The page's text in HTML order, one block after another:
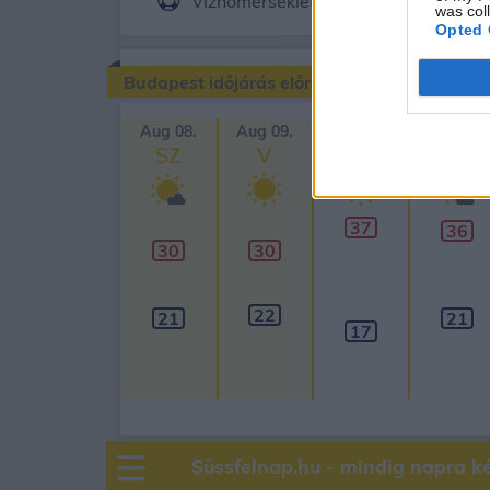
was
Opted
Budapest időjárás előrejelzése
Aug 08.
SZ
30
21
Aug 09.
V
30
22
37
17
36
21
Süssfelnap.hu - mindig napra